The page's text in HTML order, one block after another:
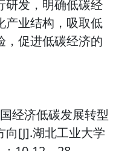
研发，明确低碳经
产业结构，吸取低
，促进低碳经济的
经济低碳发展转型
向[J].湖北工业大学